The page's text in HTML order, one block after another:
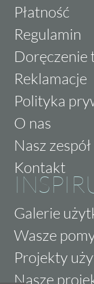
Płatność
Regulamin
Doręczenie
Reklamacje
Polityka
O nas
Nasz zespół
Kontakt
Galerie
Wasze
Projekty
Nasze